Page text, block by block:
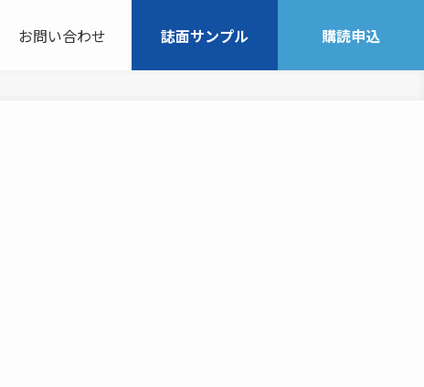
お問い合わせ 誌面サンプル 購読申込